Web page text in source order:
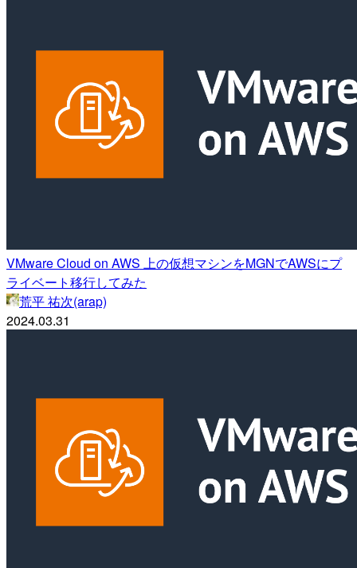
VMware Cloud on AWS 上の仮想マシンをMGNでAWSにプ
ライベート移行してみた
荒平 祐次(arap)
2024.03.31